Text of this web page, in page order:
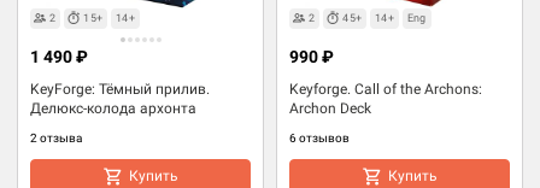
2 15+ 14+
KeyForge: Тёмный прилив.
Делюкс-колода архонта
2 отзыва
1 490 ₽
Купить
2 45+ 14+ Eng
Keyforge. Call of the Archons:
Archon Deck
6 отзывов
990 ₽
Купить